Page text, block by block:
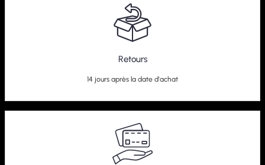
Retours
14 jours après la date d'achat